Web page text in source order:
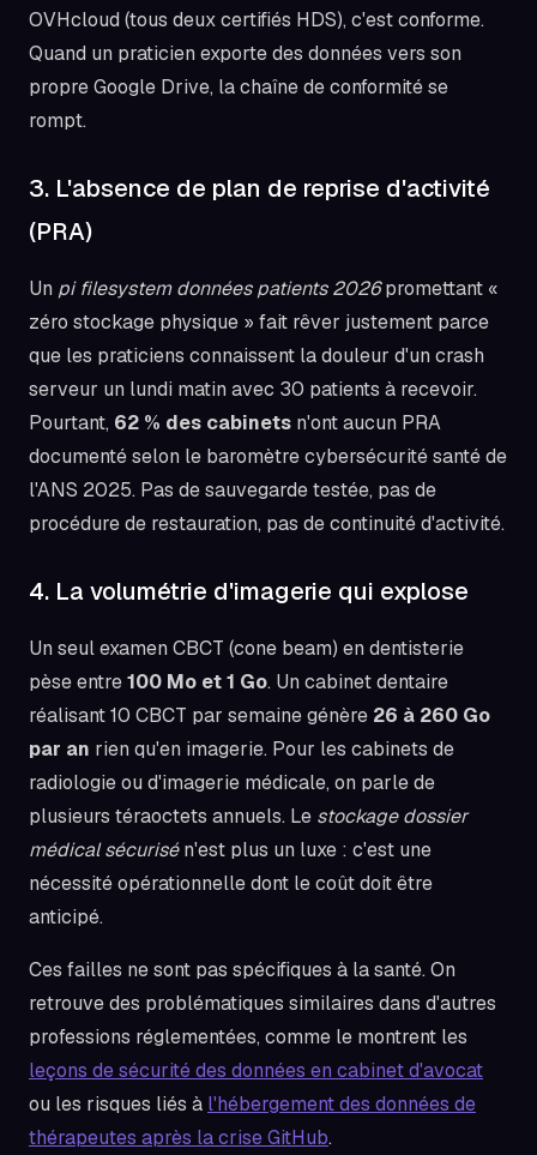
OVHcloud (tous deux certifiés HDS), c'est conforme.
Quand un praticien exporte des données vers son
propre Google Drive, la chaîne de conformité se
rompt.
3. L'absence de plan de reprise d'activité
(PRA)
Un pi filesystem données patients 2026promettant «
zéro stockage physique » fait rêver justement parce
que les praticiens connaissent la douleur d'un crash
serveur un lundi matin avec 30 patients à recevoir.
Pourtant, 62 % des cabinets n'ont aucun PRA
documenté selon le baromètre cybersécurité santé de
l'ANS 2025. Pas de sauvegarde testée, pas de
procédure de restauration, pas de continuité d'activité.
4. La volumétrie d'imagerie qui explose
Un seul examen CBCT (cone beam) en dentisterie
pèse entre100 Mo et 1 Go. Un cabinet dentaire
réalisant 10 CBCT par semaine génère 26 à 260 Go
par an rien qu'en imagerie. Pour les cabinets de
radiologie ou d'imagerie médicale, on parle de
plusieurs téraoctets annuels. Le stockage dossier
médical sécurisén'est plus un luxe : c'est une
nécessité opérationnelle dont le coût doit être
anticipé.
Ces failles ne sont pas spécifiques à la santé. On
retrouve des problématiques similaires dans d'autres
professions réglementées, comme le montrent les
leçons de sécurité des données en cabinet d'avocat
ou les risques liés à l'hébergement des données de
thérapeutes après la crise GitHub.